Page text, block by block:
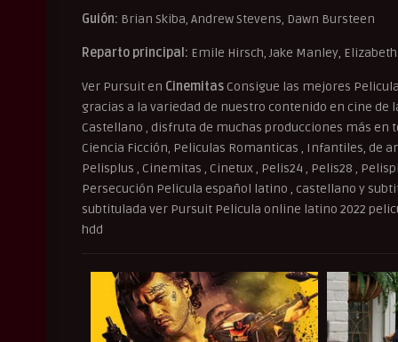
Guión: Brian Skiba, Andrew Stevens, Dawn Bursteen
Reparto principal: Emile Hirsch, Jake Manley,
Ver Pursuit en Cinemitas Consigue las mejores
gracias a la variedad de nuestro contenido en cine de
Castellano , disfruta de muchas producciones más en
Ciencia Ficción, Peliculas Romanticas , Infantiles, de
Pelisplus , Cinemitas , Cinetux , Pelis24 , Pelis28 ,
Persecución Pelicula español latino , castellano y
subtitulada ver Pursuit Pelicula online latino 2022
hdd